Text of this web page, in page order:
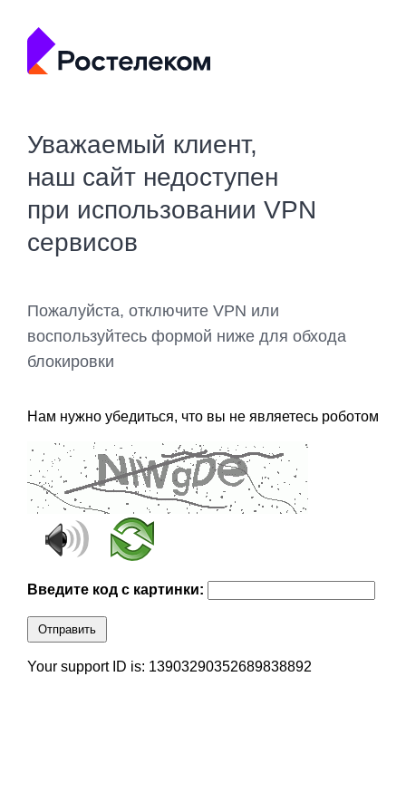
Уважаемый клиент,
наш сайт недоступен
при использовании VPN
сервисов
Пожалуйста, отключите VPN или
воспользуйтесь формой ниже для обхода
блокировки
Нам нужно убедиться, что вы не являетесь роботом
Введите код с картинки:
Отправить
Your support ID is: 13903290352689838892